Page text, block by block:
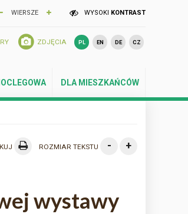
WIERSZE WYSOKI KONTRAST
ZDJĘCIA PL EN DE CZ
DLA MIESZKAŃCÓW
ROZMIAR TEKSTU - +
wystawy